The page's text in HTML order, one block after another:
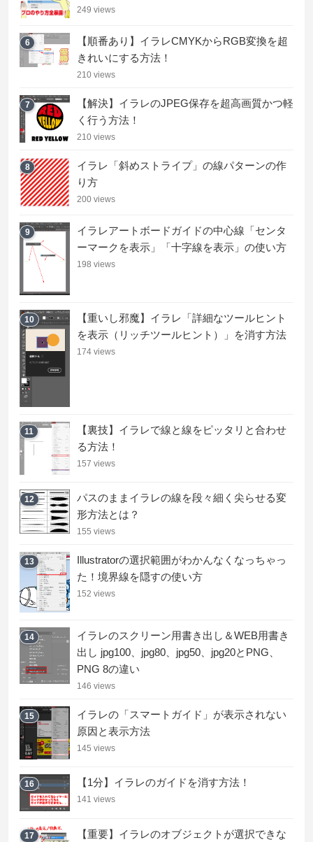
249 views
6
【順番あり】イラレCMYKからRGB変換を超
きれいにする方法！
210 views
7
【解決】イラレのJPEG保存を超高画質かつ軽
く行う方法！
210 views
8
イラレ「斜めストライプ」の線パターンの作
り方
200 views
9
イラレアートボードガイドの中心線「センタ
ーマークを表示」「十字線を表示」の使い方
198 views
10
【重いし邪魔】イラレ「詳細なツールヒント
を表示（リッチツールヒント）」を消す方法
174 views
11
【裏技】イラレで線と線をピッタリと合わせ
る方法！
157 views
12
パスのままイラレの線を段々細く尖らせる変
形方法とは？
155 views
13
Illustratorの選択範囲がわかんなくなっちゃっ
た！境界線を隠すの使い方
152 views
14
イラレのスクリーン用書き出し＆WEB用書き
出し jpg100、jpg80、jpg50、jpg20とPNG、
PNG 8の違い
146 views
15
イラレの「スマートガイド」が表示されない
原因と表示方法
145 views
16 【1分】イラレのガイドを消す方法！
141 views
17
【重要】イラレのオブジェクトが選択できな